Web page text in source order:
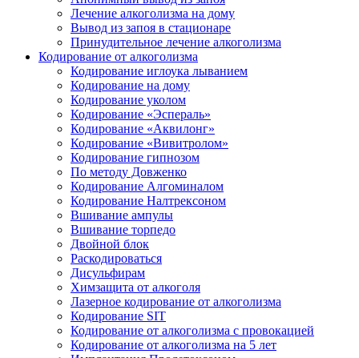
Лечение алкоголизма на дому
Вывод из запоя в стационаре
Принудительное лечение алкоголизма
Кодирование от алкоголизма
Кодирование иглоука лыванием
Кодирование на дому
Кодирование уколом
Кодирование «Эспераль»
Кодирование «Аквилонг»
Кодирование «Вивитролом»
Кодирование гипнозом
По методу Довженко
Кодирование Алгоминалом
Кодирование Налтрексоном
Вшивание ампулы
Вшивание торпедо
Двойной блок
Раскодироваться
Дисульфирам
Химзащита от алкоголя
Лазерное кодирование от алкоголизма
Кодирование SIT
Кодирование от алкоголизма с провокацией
Кодирование от алкоголизма на 5 лет